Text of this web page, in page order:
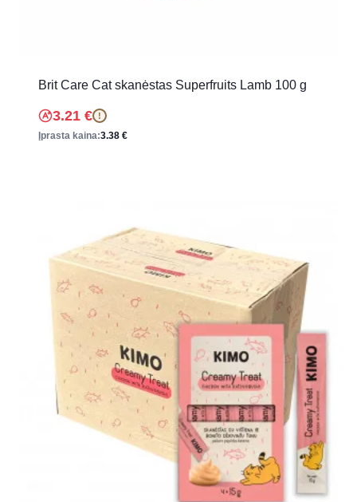
Brit Care Cat skanėstas Superfruits Lamb 100 g
3.21 € !
Įprasta kaina:3.38 €